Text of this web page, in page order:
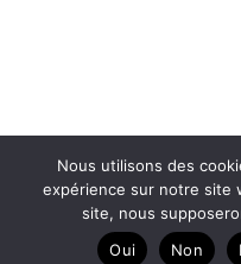
Nous utilisons des
expérience sur notre site
site, nous
Oui
Non